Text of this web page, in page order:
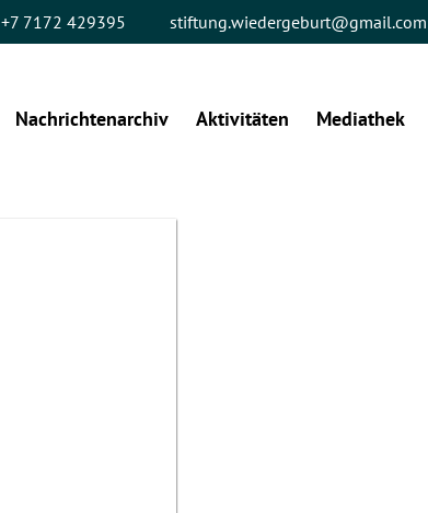
+7 7172 429395 stiftung.wiedergeburt@gmail.com
Nachrichtenarchiv Aktivitäten Mediathek